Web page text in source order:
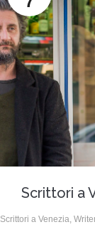
Scrittori a
Scrittori a Venezia,